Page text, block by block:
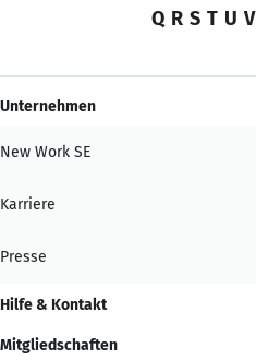
Q R S T U V
Unternehmen
New Work SE
Karriere
Presse
Hilfe & Kontakt
Mitgliedschaften